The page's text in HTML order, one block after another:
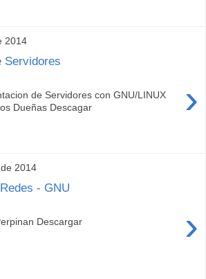
2014
Servidores
›
de Servidores con GNU/LINUX
Dueñas Descagar
2014
- GNU
›
Descargar